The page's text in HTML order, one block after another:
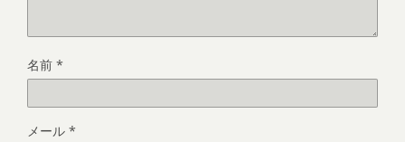
名前 *
メール *